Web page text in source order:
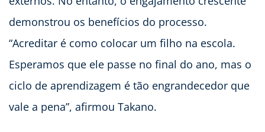
demonstrou os benefícios do processo.
“Acreditar é como colocar um filho na escola.
Esperamos que ele passe no final do ano, mas o
ciclo de aprendizagem é tão engrandecedor que
vale a pena”, afirmou Takano.